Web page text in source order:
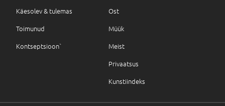
Käesolev & tulemas
Toimunud
Kontseptsioon`
Ost
Müük
Meist
Privaatsus
Kunstiindeks